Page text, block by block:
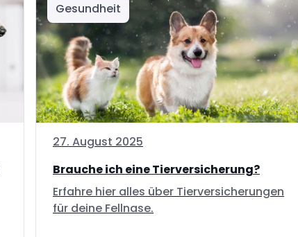
Gesundheit
27. August 2025
Brauche ich eine Tierversicherung?
Erfahre hier alles über Tierversicherungen
für deine Fellnase.